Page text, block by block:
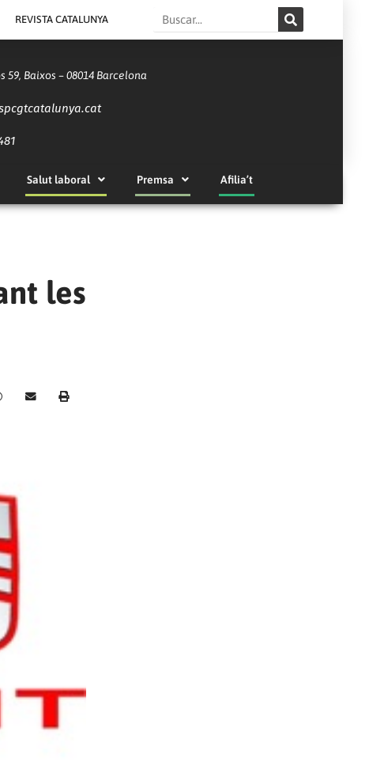
REVISTA CATALUNYA Search
59, Baixos – 08014 Barcelona
Salut laboral Premsa Afilia’t
les